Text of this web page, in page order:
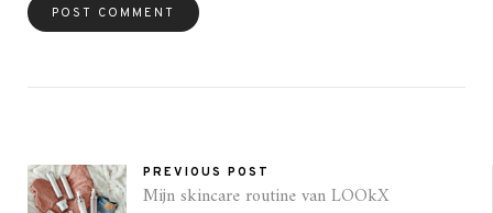
PREVIOUS POST
Mijn skincare routine van LOOkX